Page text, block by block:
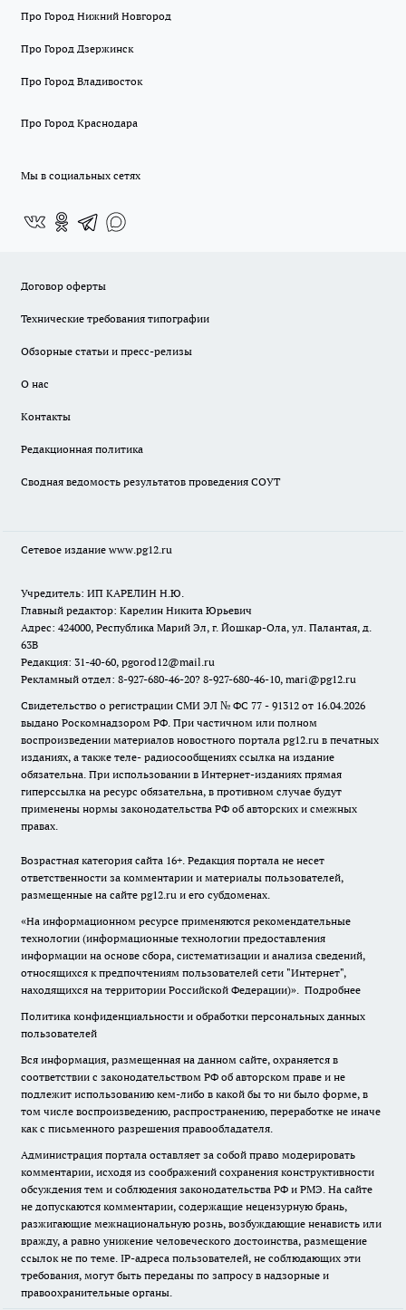
Про Город Нижний Новгород
Про Город Дзержинск
Про Город Владивосток
Про Город Краснодара
Мы в социальных сетях
Договор оферты
Технические требования типографии
Обзорные статьи и пресс-релизы
О нас
Контакты
Редакционная политика
Сводная ведомость результатов проведения СОУТ
Сетевое издание www.pg12.ru
Учредитель: ИП КАРЕЛИН Н.Ю.
Главный редактор: Карелин Никита Юрьевич
Адрес: 424000, Республика Марий Эл, г. Йошкар-Ола, ул. Палантая, д.
63В
Редакция: 31-40-60, pgorod12@mail.ru
Рекламный отдел: 8-927-680-46-20? 8-927-680-46-10, mari@pg12.ru
Свидетельство о регистрации СМИ ЭЛ № ФС 77 - 91312 от 16.04.2026
выдано Роскомнадзором РФ. При частичном или полном
воспроизведении материалов новостного портала pg12.ru в печатных
изданиях, а также теле- радиосообщениях ссылка на издание
обязательна. При использовании в Интернет-изданиях прямая
гиперссылка на ресурс обязательна, в противном случае будут
применены нормы законодательства РФ об авторских и смежных
правах.
Возрастная категория сайта 16+. Редакция портала не несет
ответственности за комментарии и материалы пользователей,
размещенные на сайте pg12.ru и его субдоменах.
«На информационном ресурсе применяются рекомендательные
технологии (информационные технологии предоставления
информации на основе сбора, систематизации и анализа сведений,
относящихся к предпочтениям пользователей сети "Интернет",
находящихся на территории Российской Федерации)». Подробнее
Политика конфиденциальности и обработки персональных данных
пользователей
Вся информация, размещенная на данном сайте, охраняется в
соответствии с законодательством РФ об авторском праве и не
подлежит использованию кем-либо в какой бы то ни было форме, в
том числе воспроизведению, распространению, переработке не иначе
как с письменного разрешения правообладателя.
Администрация портала оставляет за собой право модерировать
комментарии, исходя из соображений сохранения конструктивности
обсуждения тем и соблюдения законодательства РФ и РМЭ. На сайте
не допускаются комментарии, содержащие нецензурную брань,
разжигающие межнациональную рознь, возбуждающие ненависть или
вражду, а равно унижение человеческого достоинства, размещение
ссылок не по теме. IP-адреса пользователей, не соблюдающих эти
требования, могут быть переданы по запросу в надзорные и
правоохранительные органы.